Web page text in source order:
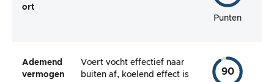
ort
Punten
Ademend
vermogen
Voert vocht effectief naar
buiten af, koelend effect is
90